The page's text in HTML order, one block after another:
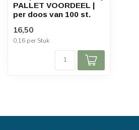
PALLET VOORDEEL |
per doos van 100 st.
16,50
0,16 per Stuk